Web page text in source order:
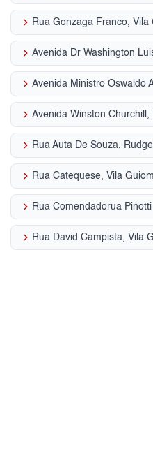
keyboard_arrow_right Rua Gonzaga Franco, Vila
keyboard_arrow_right Avenida Dr Washington
keyboard_arrow_right Avenida Ministro Oswaldo
keyboard_arrow_right Avenida Winston Churchill,
keyboard_arrow_right Rua Auta De Souza,
keyboard_arrow_right Rua Catequese, Vila
keyboard_arrow_right Rua Comendadorua
keyboard_arrow_right Rua David Campista, Vila